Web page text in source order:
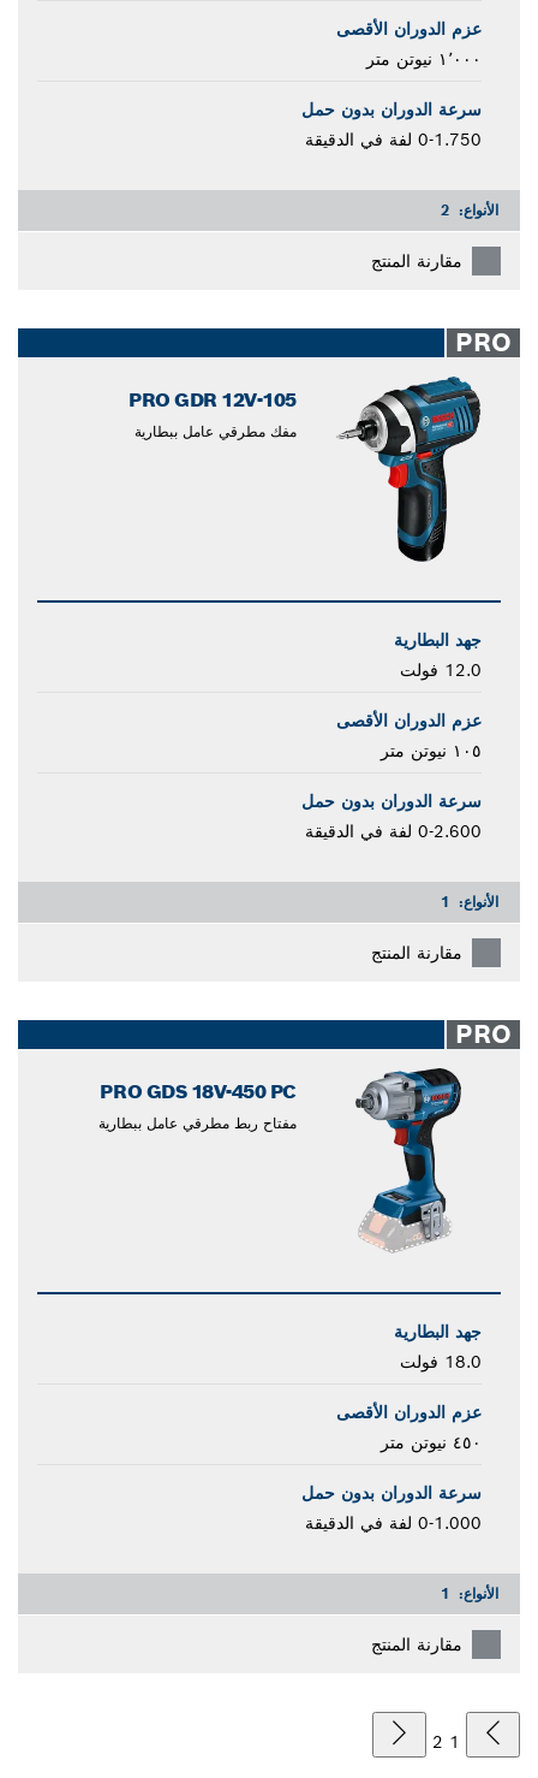
عزم الدوران الأقصى
١٬٠٠٠ نيوتن متر
سرعة الدوران بدون حمل
0-1.750 لفة في الدقيقة
الأنواع: 2
مقارنة المنتج
PRO
PRO GDR 12V-105
مفك مطرقي عامل ببطارية
جهد البطارية
12.0 فولت
عزم الدوران الأقصى
١٠٥ نيوتن متر
سرعة الدوران بدون حمل
0-2.600 لفة في الدقيقة
الأنواع: 1
مقارنة المنتج
PRO
PRO GDS 18V-450 PC
مفتاح ربط مطرقي عامل ببطارية
جهد البطارية
18.0 فولت
عزم الدوران الأقصى
٤٥٠ نيوتن متر
سرعة الدوران بدون حمل
0-1.000 لفة في الدقيقة
الأنواع: 1
مقارنة المنتج
1
2